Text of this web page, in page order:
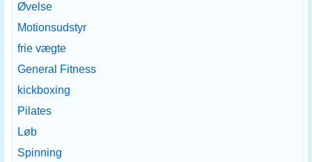
Øvelse
Motionsudstyr
frie vægte
General Fitness
kickboxing
Pilates
Løb
Spinning